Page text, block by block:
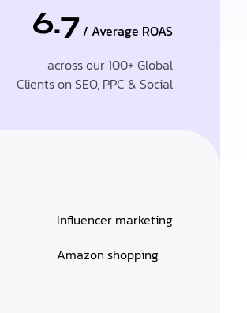
6.7 / Average ROAS
across our 100+ Global
Clients on SEO, PPC & Social
Influencer marketing
Amazon shopping